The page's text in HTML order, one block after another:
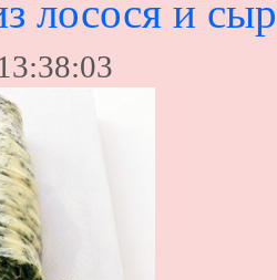
лосося и